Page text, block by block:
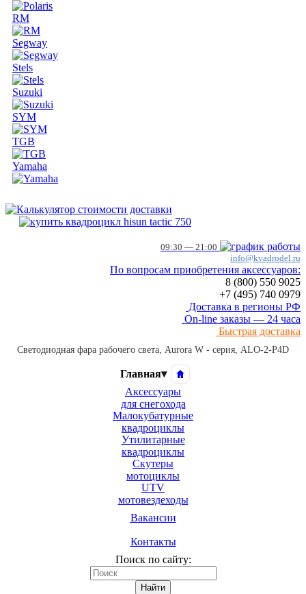
RM
Segway
Stels
Suzuki
SYM
TGB
Yamaha
09:30 — 21:00
info@kvadrodel.ru
По вопросам приобретения аксессуаров:
8 (800) 550 9025
+7 (495) 740 0979
Доставка в регионы РФ
On-line заказы — 24 часа
Быстрая доставка
Светодиодная фара рабочего света, Aurora W - серия, ALO-2-P4D
Главная▾
Аксессуары
для снегохода
Малокубатурные
квадроциклы
Утилитарные
квадроциклы
Скутеры
мотоциклы
UTV
мотовездеходы
Вакансии
Контакты
Поиск по сайту:
Найти